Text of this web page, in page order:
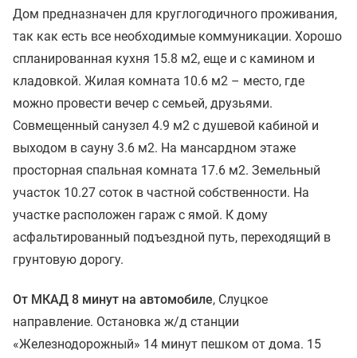
Дом предназначен для круглогодичного проживания,
так как есть все необходимые коммуникации. Хорошо
спланированная кухня 15.8 м2, еще и с камином и
кладовкой. Жилая комната 10.6 м2 – место, где
можно провести вечер с семьей, друзьями.
Совмещенный санузел 4.9 м2 с душевой кабиной и
выходом в сауну 3.6 м2. На мансардном этаже
просторная спальная комната 17.6 м2. Земельный
участок 10.27 соток в частной собственности. На
участке расположен гараж с ямой. К дому
асфальтированный подъездной путь, переходящий в
грунтовую дорогу.
От МКАД 8 минут на автомобиле, Слуцкое
направление. Остановка ж/д станции
«Железнодорожный» 14 минут пешком от дома. 15